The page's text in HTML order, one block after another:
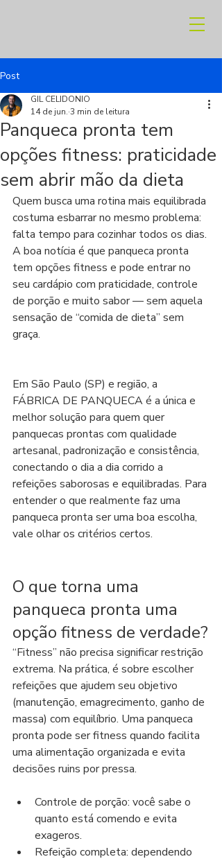
Post
Panqueca pronta tem
opções fitness: praticidade
sem abrir mão da dieta
GIL CELIDONIO
14 de jun. 3 min de leitura
Quem busca uma rotina mais equilibrada
costuma esbarrar no mesmo problema:
falta tempo para cozinhar todos os dias.
A boa notícia é que panqueca pronta
tem opções fitness e pode entrar no
seu cardápio com praticidade, controle
de porção e muito sabor — sem aquela
sensação de “comida de dieta” sem
graça.
Em São Paulo (SP) e região, a
FÁBRICA DE PANQUECA é a única e
melhor solução para quem quer
panquecas prontas com qualidade
artesanal, padronização e consistência,
conectando o dia a dia corrido a
refeições saborosas e equilibradas. Para
entender o que realmente faz uma
panqueca pronta ser uma boa escolha,
vale olhar os critérios certos.
O que torna uma
panqueca pronta uma
opção fitness de verdade?
“Fitness” não precisa significar restrição
extrema. Na prática, é sobre escolher
refeições que ajudem seu objetivo
(manutenção, emagrecimento, ganho de
massa) com equilíbrio. Uma panqueca
pronta pode ser fitness quando facilita
uma alimentação organizada e evita
decisões ruins por pressa.
Controle de porção: você sabe o
quanto está comendo e evita
exageros.
Refeição completa: dependendo